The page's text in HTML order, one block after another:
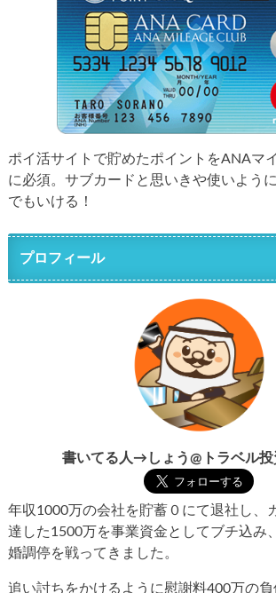
ポイ活サイトで貯めたポイントをANAマ
に必須。サブカードと思いきや使いよう
でもいける！
プロフィール
書いてる人→しょう@トラベル投
年収1000万の会社を貯蓄０にて退社し、
達した1500万を事業資金としてブチ込み
婚調停を戦ってきました。
追い討ちをかけるように慰謝料400万の